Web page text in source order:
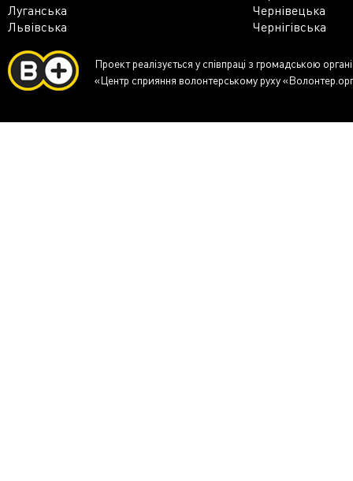
Луганська
Чернівецька
Львівська
Чернігівська
Проект реалізується у співпраці з громадською
«Центр сприяння волонтерському руху